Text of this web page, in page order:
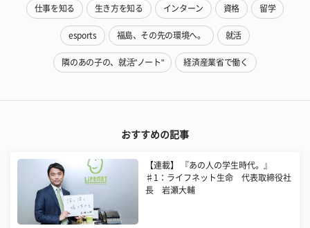
仕事を知る 生き方を知る インターン 資格 留学
esports 福島、その先の環境へ。 就活
隣のあの子の、就活"ノート" 経済産業省で働く
おすすめの記事
【連載】 『あの人の学生時代。』
♯1：ライフネット生命 代表取締役社
長 岩瀬大輔